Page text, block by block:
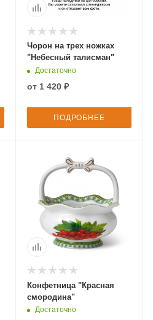
Чорон на трех ножках
"Небесный талисман"
Достаточно
от 1 420 ₽
ПОДРОБНЕЕ
Конфетница "Красная
смородина"
Достаточно